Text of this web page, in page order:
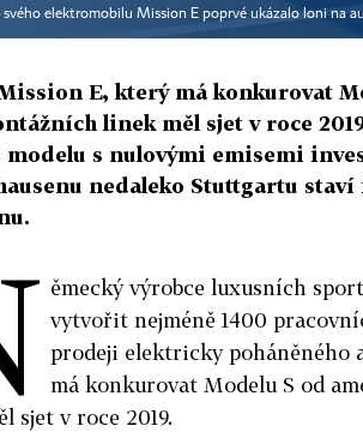
svého elektromobilu Mission E poprvé ukázalo loni na
E, který má konkurovat
linek měl sjet v roce
modelu s nulovými emisemi
nedaleko Stuttgartu
ěmecký výrobce luxusních
vytvořit nejméně 1400
prodeji elektricky poháněného
má konkurovat Modelu S od
sjet v roce 2019.